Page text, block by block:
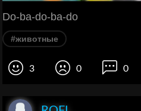
Do-ba-do-ba-do
#животные
3 0 0